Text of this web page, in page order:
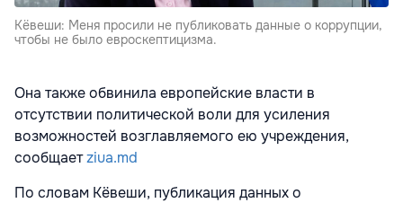
Кёвеши: Меня просили не публиковать данные о коррупции,
чтобы не было евроскептицизма.
Она также обвинила европейские власти в
отсутствии политической воли для усиления
возможностей возглавляемого ею учреждения,
сообщаетziua.md
По словам Кёвеши, публикация данных о